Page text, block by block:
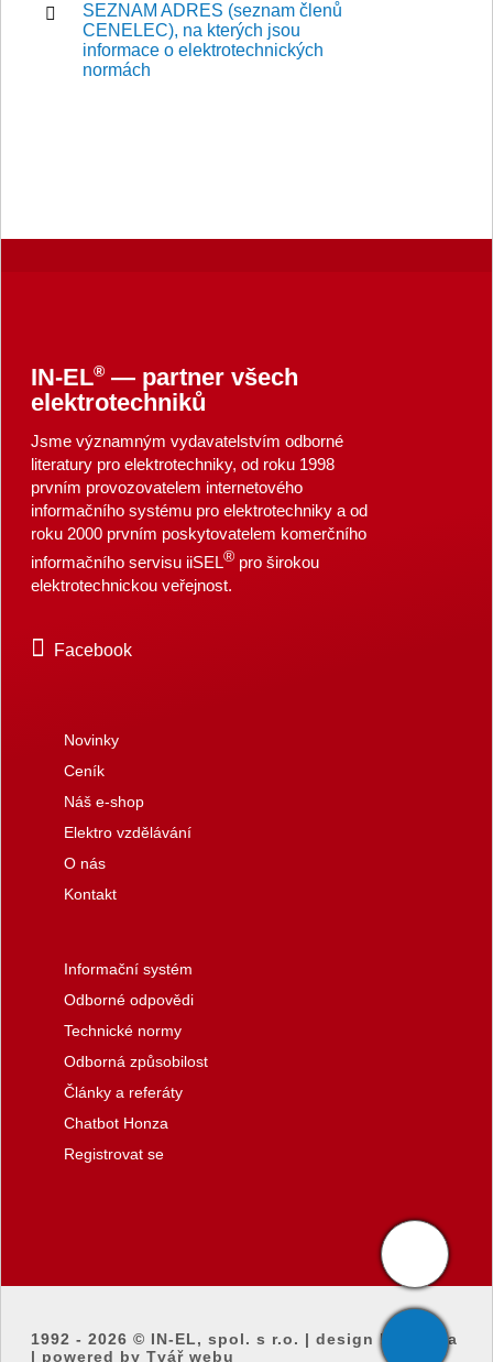
SEZNAM ADRES (seznam členů
CENELEC), na kterých jsou
informace o elektrotechnických
normách
IN-EL®— partner všech
elektrotechniků
Jsme významným vydavatelstvím odborné
literatury pro elektrotechniky, od roku 1998
prvním provozovatelem internetového
informačního systému pro elektrotechniky a od
roku 2000 prvním poskytovatelem komerčního
informačního servisu iiSEL®pro širokou
elektrotechnickou veřejnost.
Facebook
Novinky
Ceník
Náš e-shop
Elektro vzdělávání
O nás
Kontakt
Informační systém
Odborné odpovědi
Technické normy
Odborná způsobilost
Články a referáty
Chatbot Honza
Registrovat se
1992 - 2026 © IN-EL, spol. s r.o. | design by honza
| powered by Tvář webu